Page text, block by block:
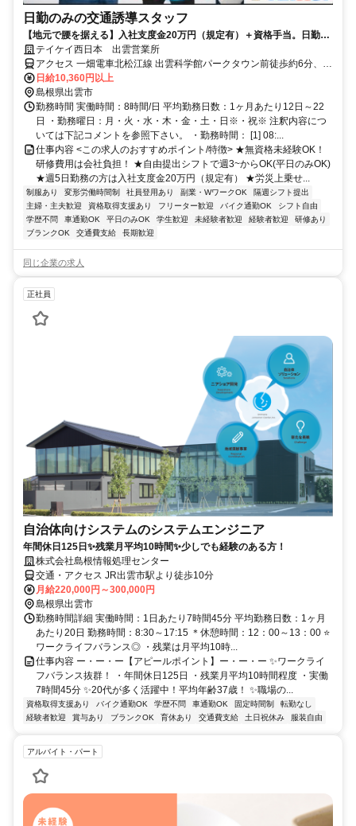
日勤のみの交通誘導スタッフ
【地元で腰を据える】入社支度金20万円（規定有）＋資格手当。日勤の
みで「月収22万円以上」も目指せる安定環境。
テイケイ西日本 出雲営業所
アクセス 一畑電車北松江線 出雲科学館パークタウン前徒歩約6分、一
畑電車北松江線 大津町徒歩約12分、一畑電車北松江線 電鉄出雲市徒
歩約13分
日給10,360円以上
島根県出雲市
勤務時間 実働時間：8時間/日 平均勤務日数：1ヶ月あたり12日～22
日 ・勤務曜日：月・火・水・木・金・土・日※・祝※ 注釈内容につ
いては下記コメントを参照下さい。 ・勤務時間： [1] 08:...
仕事内容 <この求人のおすすめポイント/特徴> ★無資格未経験OK！
研修費用は会社負担！ ★自由提出シフトで週3~からOK(平日のみOK)
★週5日勤務の方は入社支度金20万円（規定有） ★労災上乗せ...
制服あり 変形労働時間制 社員登用あり 副業・WワークOK
隔週シフト提出
主婦・主夫歓迎
資格取得支援あり フリーター歓迎 バイク通勤OK
シフト自由
学歴不問
車通勤OK 平日のみOK 学生歓迎 未経験者歓迎 経験者歓迎
研修あり
ブランクOK
交通費支給 長期歓迎
同じ企業の求人
正社員
自治体向けシステムのシステムエンジニア
年間休日125日✨残業月平均10時間✨少しでも経験のある方！
株式会社島根情報処理センター
交通・アクセス JR出雲市駅より徒歩10分
月給220,000円～300,000円
島根県出雲市
勤務時間詳細 実働時間：1日あたり7時間45分 平均勤務日数：1ヶ月
あたり20日 勤務時間：8:30～17:15 ＊休憩時間：12：00～13：00 ⭐
ワークライフバランス◎ ・残業は月平均10時...
仕事内容 ー・ー・ー【アピールポイント】ー・ー・ー ✨ワークライ
フバランス抜群！ ・年間休日125日 ・残業月平均10時間程度 ・実働
7時間45分 ✨20代が多く活躍中！平均年齢37歳！ ✨職場の...
資格取得支援あり バイク通勤OK 学歴不問 車通勤OK 固定時間制
転勤なし
経験者歓迎
賞与あり ブランクOK 育休あり 交通費支給 土日祝休み 服装自由
アルバイト・パート